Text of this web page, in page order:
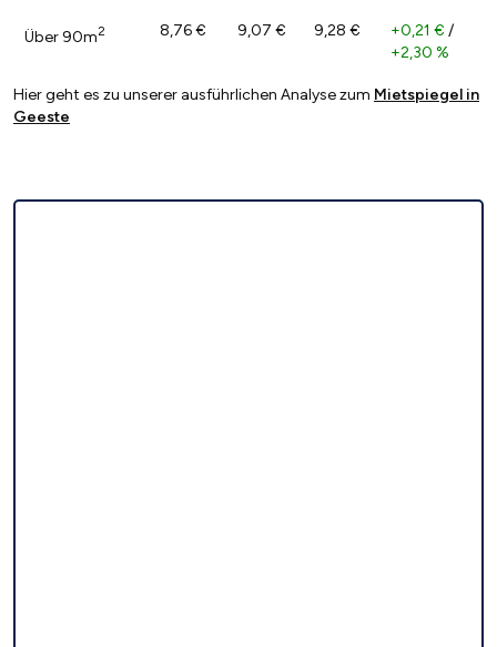
Über 90m2 8,76 € 9,07 € 9,28 € +0,21 € /
+2,30 %
Hier geht es zu unserer ausführlichen Analyse zum Mietspiegel in
Geeste